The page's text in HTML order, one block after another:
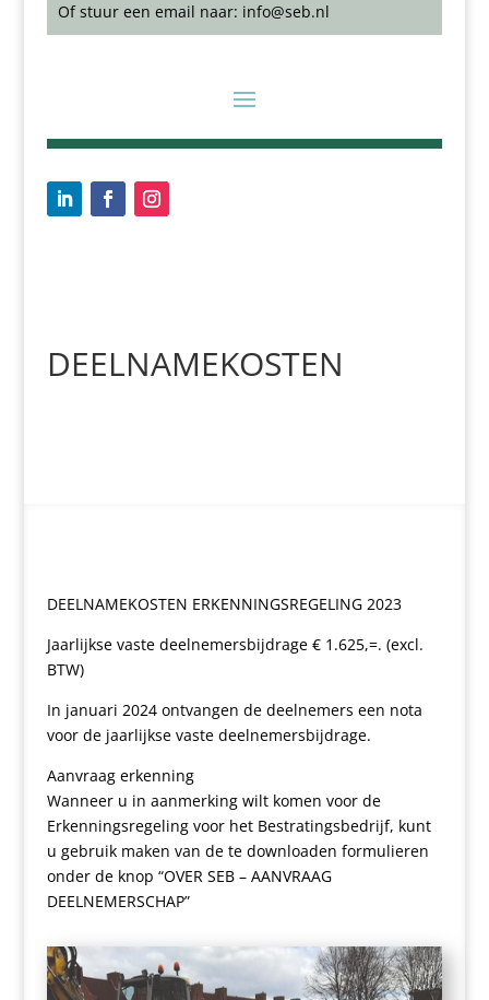
Of stuur een email naar: info@seb.nl
DEELNAMEKOSTEN
DEELNAMEKOSTEN ERKENNINGSREGELING 2023
Jaarlijkse vaste deelnemersbijdrage € 1.625,=. (excl.
BTW)
In januari 2024 ontvangen de deelnemers een nota
voor de jaarlijkse vaste deelnemersbijdrage.
Aanvraag erkenning
Wanneer u in aanmerking wilt komen voor de
Erkenningsregeling voor het Bestratingsbedrijf, kunt
u gebruik maken van de te downloaden formulieren
onder de knop “OVER SEB – AANVRAAG
DEELNEMERSCHAP”